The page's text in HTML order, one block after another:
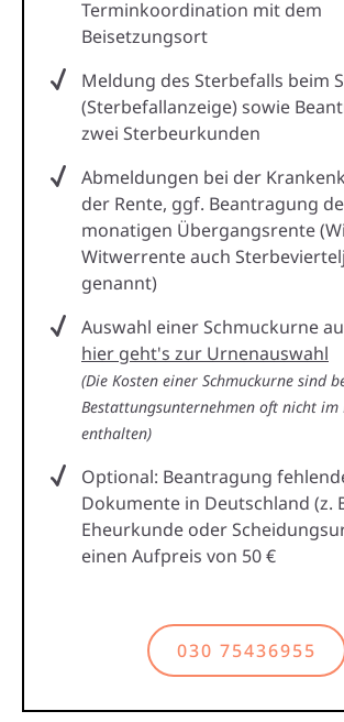
Terminkoordination mit dem
Beisetzungsort
Meldung des Sterbefalls beim
(Sterbefallanzeige) sowie
zwei Sterbeurkunden
Abmeldungen bei der
der Rente, ggf. Beantragung
monatigen Übergangsrente
Witwerrente auch
genannt)
Auswahl einer Schmuckurne
hier geht's zur Urnenauswahl
(Die Kosten einer Schmuckurne sind
Bestattungsunternehmen oft nicht im
enthalten)
Optional: Beantragung
Dokumente in Deutschland (z.
Eheurkunde oder
einen Aufpreis von 50 €
030 75436955